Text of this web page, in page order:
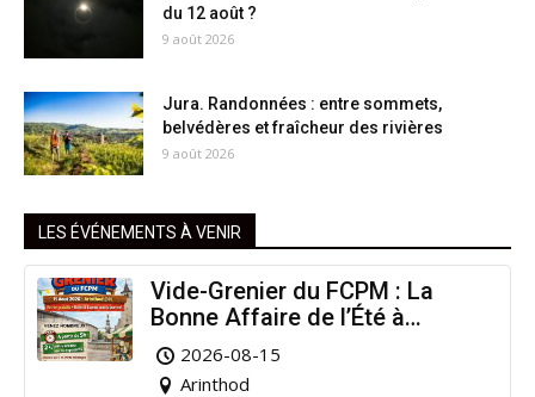
du 12 août ?
9 août 2026
Jura. Randonnées : entre sommets,
belvédères et fraîcheur des rivières
9 août 2026
LES ÉVÉNEMENTS À VENIR
Vide-Grenier du FCPM : La
Bonne Affaire de l’Été à
Arinthod !
2026-08-15
Arinthod